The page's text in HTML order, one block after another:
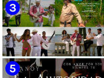
🟡 Susel Gómez (La China) ||
¨Oye Mi Leloley¨ || Director:
Onelio Jesús Larralde González
|| Música popular bailable
cubana || Videoclip || CUBA